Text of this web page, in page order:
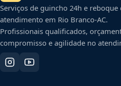
Serviços de guincho 24h e reboque
atendimento em Rio Branco-AC.
Profissionais qualificados,
compromisso e agilidade no